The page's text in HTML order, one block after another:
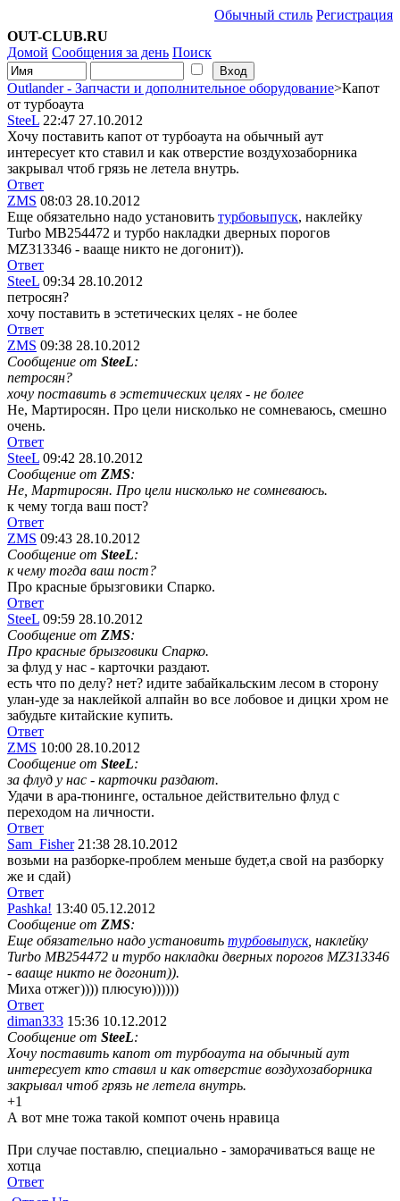
Обычный стиль Регистрация
OUT-CLUB.RU
Домой Сообщения за день Поиск
Outlander - Запчасти и дополнительное оборудование>Капот
от турбоаута
SteeL 22:47 27.10.2012
Хочу поставить капот от турбоаута на обычный аут
интересует кто ставил и как отверстие воздухозаборника
закрывал чтоб грязь не летела внутрь.
Ответ
ZMS 08:03 28.10.2012
Еще обязательно надо установить турбовыпуск, наклейку
Turbo MB254472 и турбо накладки дверных порогов
MZ313346 - вааще никто не догонит)).
Ответ
SteeL 09:34 28.10.2012
петросян?
хочу поставить в эстетических целях - не более
Ответ
ZMS 09:38 28.10.2012
Сообщение от SteeL:
петросян?
хочу поставить в эстетических целях - не более
Не, Мартиросян. Про цели нисколько не сомневаюсь, смешно
очень.
Ответ
SteeL 09:42 28.10.2012
Сообщение от ZMS:
Не, Мартиросян. Про цели нисколько не сомневаюсь.
к чему тогда ваш пост?
Ответ
ZMS 09:43 28.10.2012
Сообщение от SteeL:
к чему тогда ваш пост?
Про красные брызговики Спарко.
Ответ
SteeL 09:59 28.10.2012
Сообщение от ZMS:
Про красные брызговики Спарко.
за флуд у нас - карточки раздают.
есть что по делу? нет? идите забайкальским лесом в сторону
улан-уде за наклейкой алпайн во все лобовое и дицки хром не
забудьте китайские купить.
Ответ
ZMS 10:00 28.10.2012
Сообщение от SteeL:
за флуд у нас - карточки раздают.
Удачи в ара-тюнинге, остальное действительно флуд с
переходом на личности.
Ответ
Sam_Fisher21:38 28.10.2012
возьми на разборке-проблем меньше будет,а свой на разборку
же и сдай)
Ответ
Pashka! 13:40 05.12.2012
Сообщение от ZMS:
Еще обязательно надо установить турбовыпуск, наклейку
Turbo MB254472 и турбо накладки дверных порогов MZ313346
- вааще никто не догонит)).
Миха отжег)))) плюсую))))))
Ответ
diman333 15:36 10.12.2012
Сообщение от SteeL:
Хочу поставить капот от турбоаута на обычный аут
интересует кто ставил и как отверстие воздухозаборника
закрывал чтоб грязь не летела внутрь.
+1
А вот мне тожа такой компот очень нравица
При случае поставлю, специально - заморачиваться ваще не
хотца
Ответ